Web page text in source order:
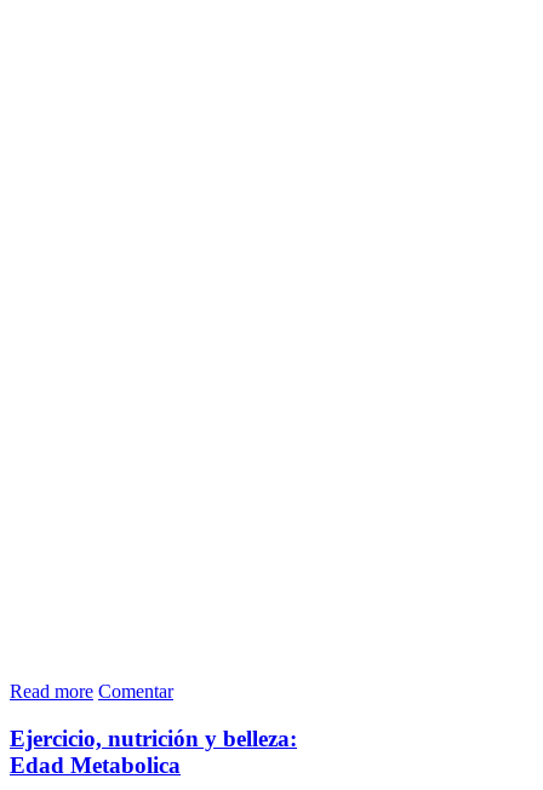
Read more Comentar
Ejercicio, nutrición y belleza:
Edad Metabolica